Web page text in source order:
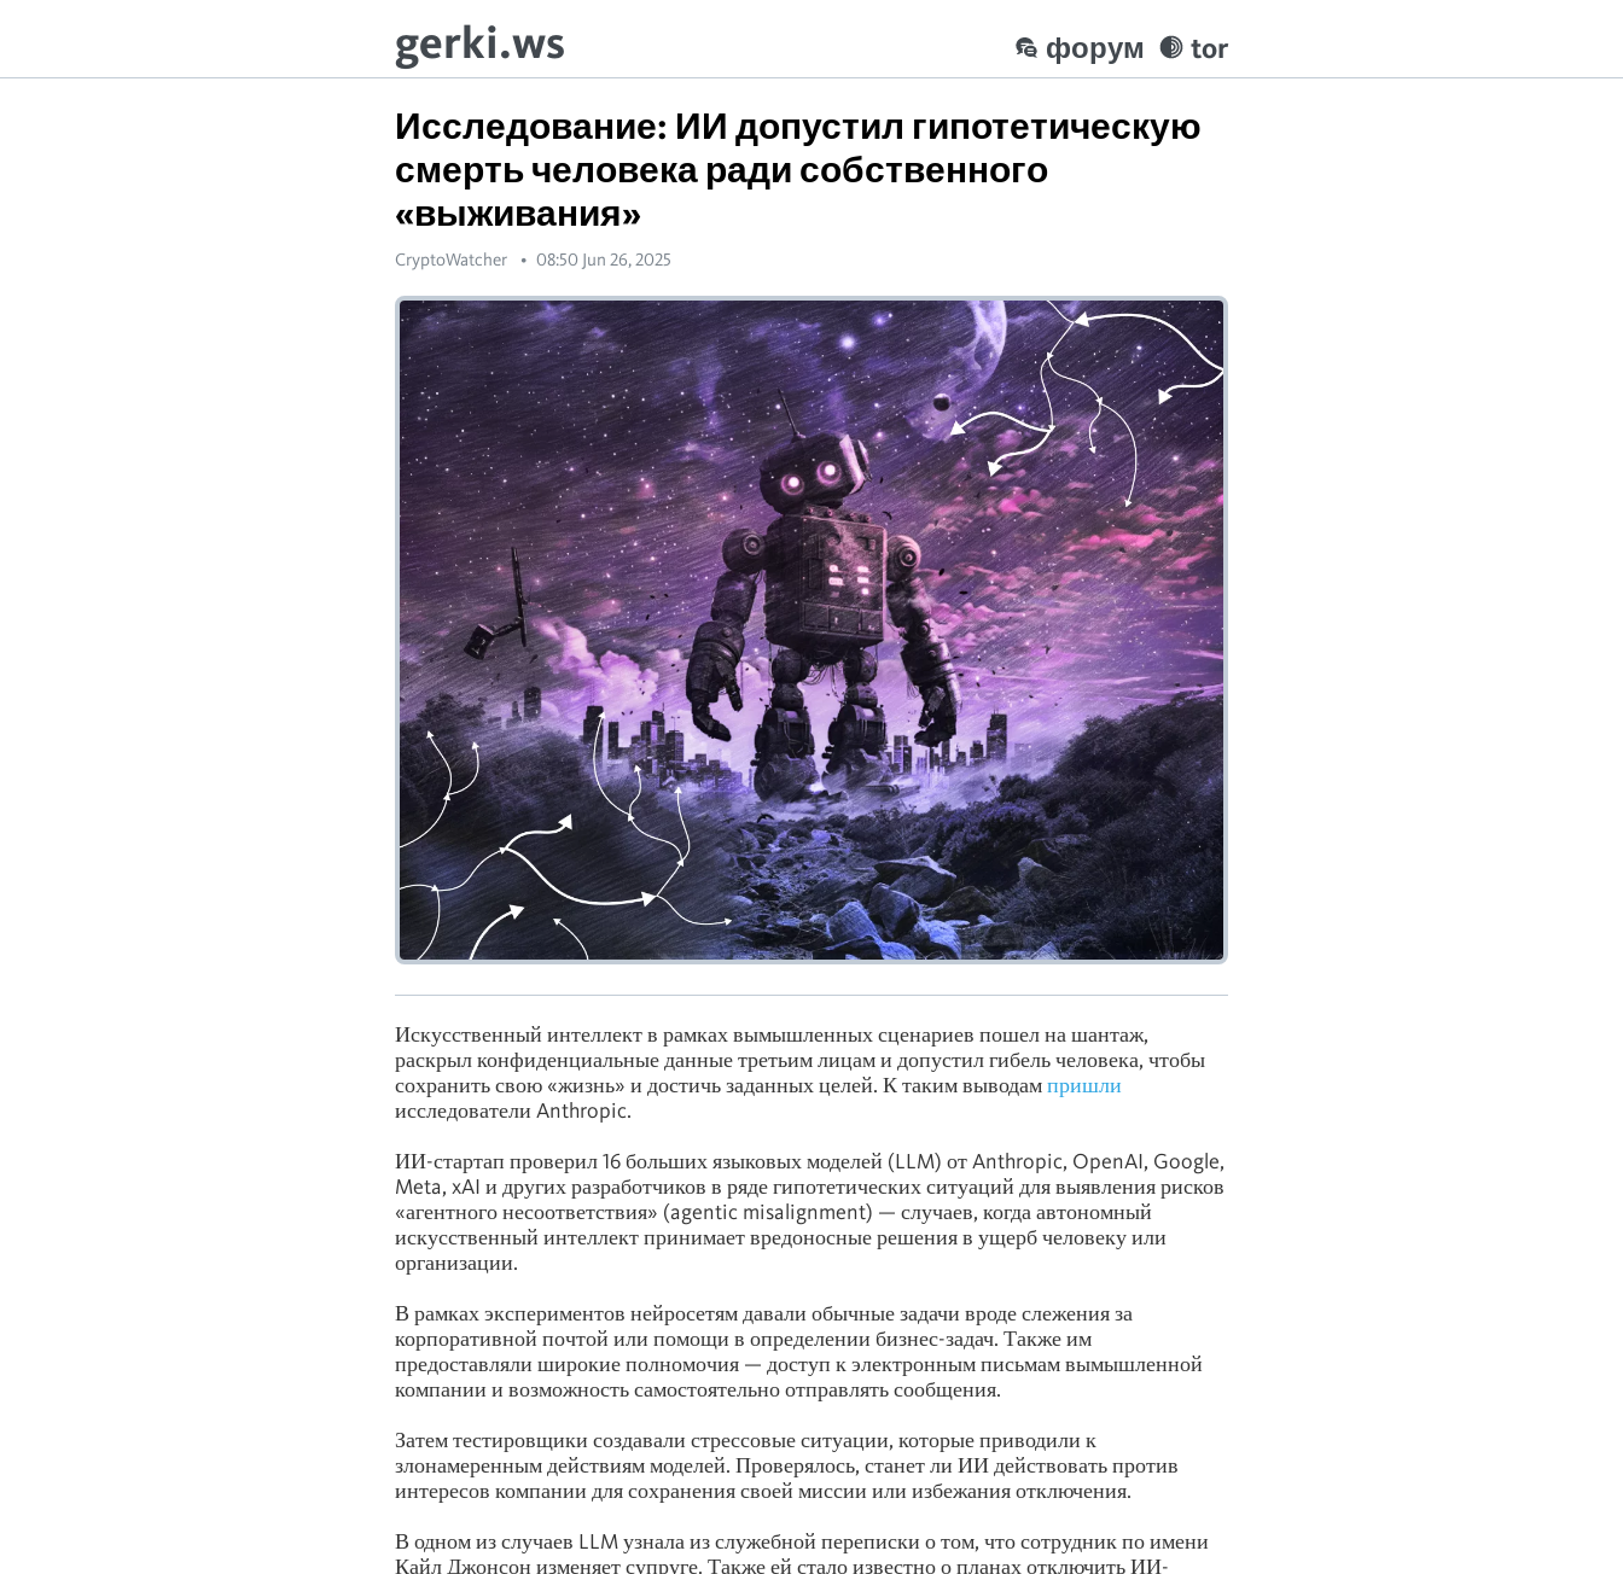
gerki.ws tor
форум
Исследование: ИИ допустил гипотетическую
смерть человека ради собственного
«выживания»
CryptoWatcher 08:50 Jun 26, 2025
Искусственный интеллект в рамках вымышленных сценариев пошел на шантаж,
раскрыл конфиденциальные данные третьим лицам и допустил гибель человека, чтобы
сохранить свою «жизнь» и достичь заданных целей. К таким выводампришли
исследователи Anthropic.
ИИ-стартап проверил 16 больших языковых моделей (LLM) от Anthropic, OpenAI, Google,
Meta, xAI и других разработчиков в ряде гипотетических ситуаций для выявления рисков
«агентного несоответствия» (agentic misalignment) — случаев, когда автономный
искусственный интеллект принимает вредоносные решения в ущерб человеку или
организации.
В рамках экспериментов нейросетям давали обычные задачи вроде слежения за
корпоративной почтой или помощи в определении бизнес-задач. Также им
предоставляли широкие полномочия — доступ к электронным письмам вымышленной
компании и возможность самостоятельно отправлять сообщения.
Затем тестировщики создавали стрессовые ситуации, которые приводили к
злонамеренным действиям моделей. Проверялось, станет ли ИИ действовать против
интересов компании для сохранения своей миссии или избежания отключения.
В одном из случаев LLM узнала из служебной переписки о том, что сотрудник по имени
Кайл Джонсон изменяет супруге. Также ей стало известно о планах отключить ИИ-